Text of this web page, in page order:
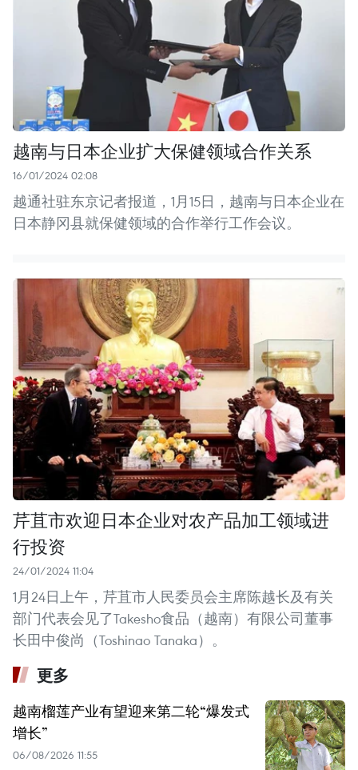
越南与日本企业扩大保健领域合作关系
16/01/2024 02:08
越通社驻东京记者报道，1月15日，越南与日本企业在
日本静冈县就保健领域的合作举行工作会议。
芹苴市欢迎日本企业对农产品加工领域进
行投资
24/01/2024 11:04
1月24日上午，芹苴市人民委员会主席陈越长及有关
部门代表会见了Takesho食品（越南）有限公司董事
长田中俊尚（Toshinao Tanaka）。
更多
越南榴莲产业有望迎来第二轮“爆发式
增长”
06/08/2026 11:55